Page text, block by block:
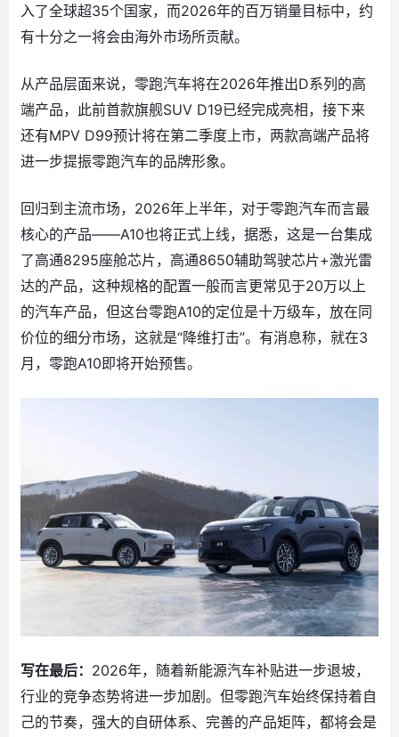
入了全球超35个国家，而2026年的百万销量目标中，约
有十分之一将会由海外市场所贡献。
从产品层面来说，零跑汽车将在2026年推出D系列的高
端产品，此前首款旗舰SUV D19已经完成亮相，接下来
还有MPV D99预计将在第二季度上市，两款高端产品将
进一步提振零跑汽车的品牌形象。
回归到主流市场，2026年上半年，对于零跑汽车而言最
核心的产品——A10也将正式上线，据悉，这是一台集成
了高通8295座舱芯片，高通8650辅助驾驶芯片+激光雷
达的产品，这种规格的配置一般而言更常见于20万以上
的汽车产品，但这台零跑A10的定位是十万级车，放在同
价位的细分市场，这就是“降维打击”。有消息称，就在3
月，零跑A10即将开始预售。
写在最后： 2026年，随着新能源汽车补贴进一步退坡，
行业的竞争态势将进一步加剧。但零跑汽车始终保持着自
己的节奏，强大的自研体系、完善的产品矩阵，都将会是